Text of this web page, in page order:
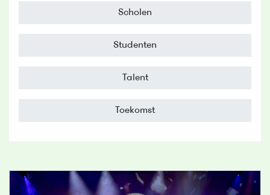
Scholen
Studenten
Talent
Toekomst